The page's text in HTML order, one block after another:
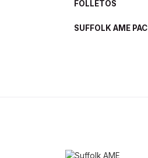
FOLLETOS
SUFFOLK AME PAC